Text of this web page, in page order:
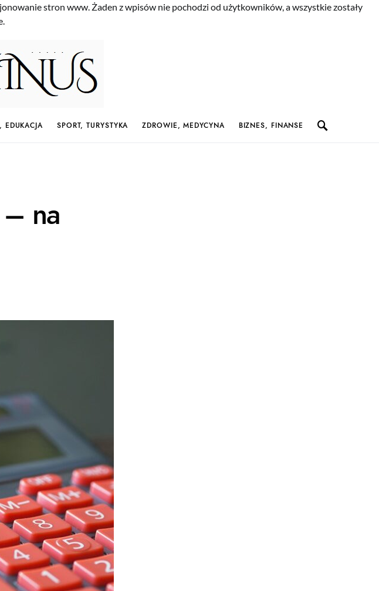
stron www. Żaden z wpisów nie pochodzi od użytkowników, a wszystkie zostały
EDUKACJA SPORT, TURYSTYKA ZDROWIE, MEDYCYNA BIZNES, FINANSE
na